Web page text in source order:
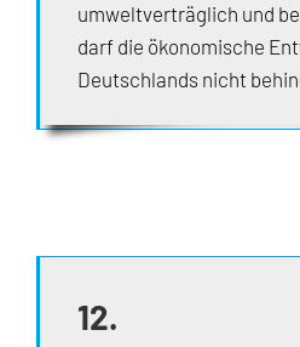
umweltverträglich und
darf die ökonomische
Deutschlands nicht
12.